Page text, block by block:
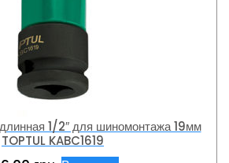
1/2″ для шиномонтажа 19мм
TOPTUL KABC1619